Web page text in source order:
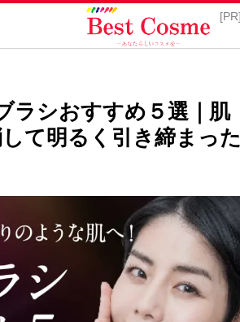
ラシおすすめ５選｜肌
て明るく引き締まった